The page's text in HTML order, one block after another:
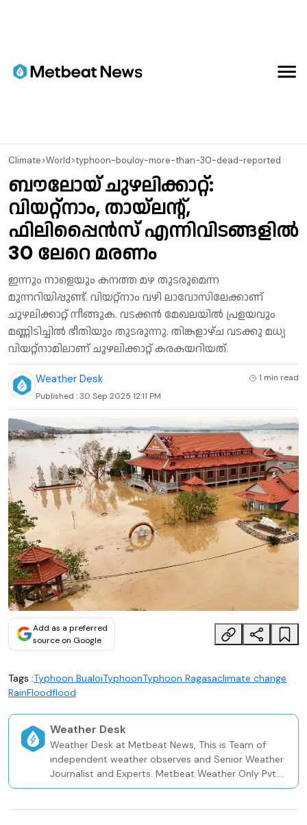
Climate>World>typhoon-bouloy-more-than-30-dead-reported
ബൗലോയ് ചുഴലിക്കാറ്റ്:
വിയറ്റ്‌നാം, തായ്‌ലന്റ്,
ഫിലിപ്പൈന്‍സ് എന്നിവിടങ്ങളില്‍
30 ലേറെ മരണം
ഇന്നും നാളെയും കനത്ത മഴ തുടരുമെന്ന
മുന്നറിയിപ്പുണ്ട്. വിയറ്റ്‌നാം വഴി ലാവോസിലേക്കാണ്
ചുഴലിക്കാറ്റ് നീങ്ങുക. വടക്കന്‍ മേഖലയില്‍ പ്രളയവും
മണ്ണിടിച്ചില്‍ ഭീതിയും തുടരുന്നു. തിങ്കളാഴ്ച വടക്കു മധ്യ
വിയറ്റ്‌നാമിലാണ് ചുഴലിക്കാറ്റ് കരകയറിയത്.
Weather Desk 1 min read
Published :30 Sep 2025 12:11 PM
Add as a preferred
source on Google
Tags :Typhoon BualoiTyphoonTyphoon Ragasaclimate change
RainFloodflood
Weather Desk
Weather Desk at Metbeat News, This is Team of
independent weather observes and Senior Weather
Journalist and Experts. Metbeat Weather Only Pvt.
Weather and Climate Risk Firm In Kerala Since 2020.